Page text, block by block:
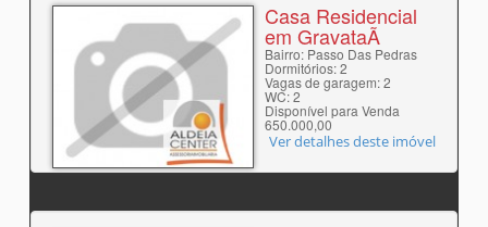
Casa Residencial
em GravataÃ­
Bairro: Passo Das Pedras
Dormitórios: 2
Vagas de garagem: 2
WC: 2
Disponível para Venda
650.000,00
Ver detalhes deste imóvel